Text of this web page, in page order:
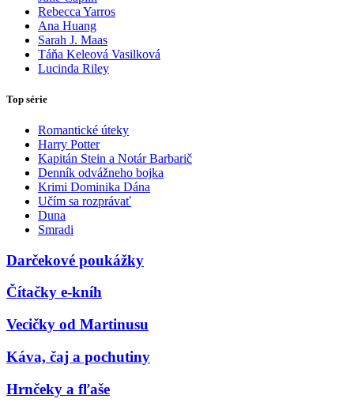
Rebecca Yarros
Ana Huang
Sarah J. Maas
Táňa Keleová Vasilková
Lucinda Riley
Top série
Romantické úteky
Harry Potter
Kapitán Stein a Notár Barbarič
Denník odvážneho bojka
Krimi Dominika Dána
Učím sa rozprávať
Duna
Smradi
Darčekové poukážky
Čítačky e-kníh
Vecičky od Martinusu
Káva, čaj a pochutiny
Hrnčeky a fľaše